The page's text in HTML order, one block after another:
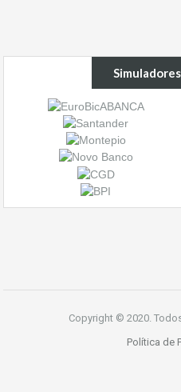
Copyright © 2020.
Política de